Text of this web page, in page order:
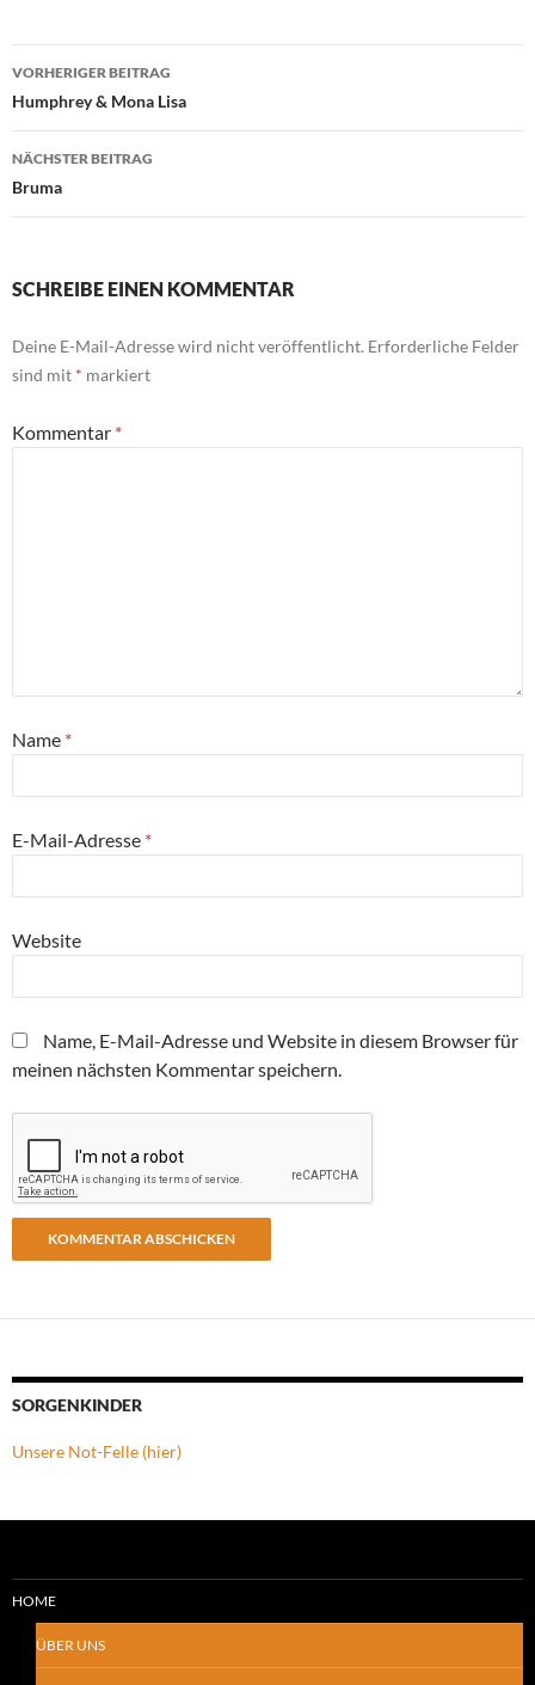
Beitragsnavigation
VORHERIGER BEITRAG
Humphrey & Mona Lisa
NÄCHSTER BEITRAG
Bruma
SCHREIBE EINEN KOMMENTAR
Deine E-Mail-Adresse wird nicht veröffentlicht. Erforderliche Felder
sind mit * markiert
Kommentar *
Name *
E-Mail-Adresse *
Website
Name, E-Mail-Adresse und Website in diesem Browser für
meinen nächsten Kommentar speichern.
SORGENKINDER
Unsere Not-Felle (hier)
HOME
ÜBER UNS